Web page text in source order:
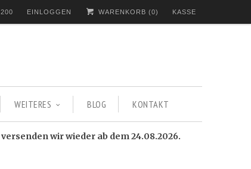
EINLOGGEN WARENKORB (0) KASSE
WEITERES BLOG KONTAKT
wir wieder ab dem 24.08.2026.